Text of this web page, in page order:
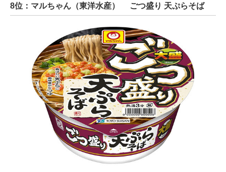
8位：マルちゃん（東洋水産） ごつ盛り 天ぷらそば